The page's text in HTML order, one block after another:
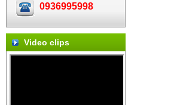
0936995998
Video clips